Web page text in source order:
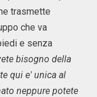
trasmette
che va
e senza
bisogno della
qui e' unica al
neppure potete